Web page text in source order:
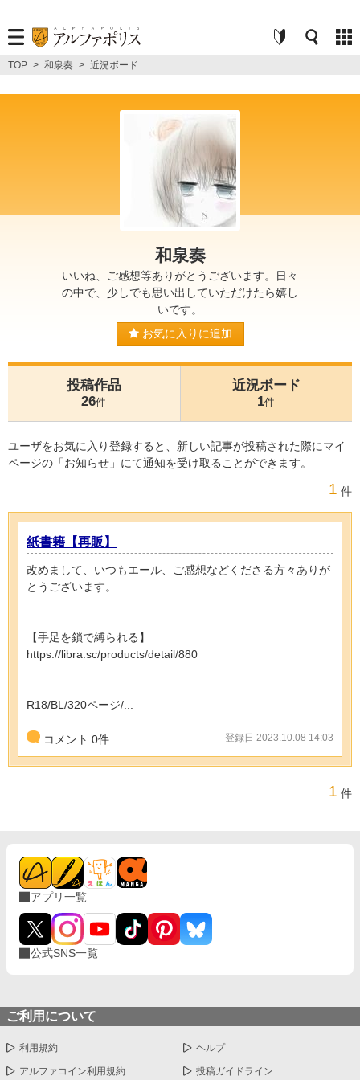
TOP > 和泉奏 > 近況ボード
和泉奏
いいね、ご感想等ありがとうございます。日々
の中で、少しでも思い出していただけたら嬉し
いです。
お気に入りに追加
投稿作品
26件
近況ボード
1件
ユーザをお気に入り登録すると、新しい記事が投稿された際にマイ
ページの「お知らせ」にて通知を受け取ることができます。
1 件
紙書籍【再販】
改めまして、いつもエール、ご感想などくださる方々ありが
とうございます。
【手足を鎖で縛られる】
https://libra.sc/products/detail/880
R18/BL/320ページ/...
コメント 0件 登録日 2023.10.08 14:03
1 件
アプリ一覧
公式SNS一覧
ご利用について
利用規約 ヘルプ
アルファコイン利用規約 投稿ガイドライン